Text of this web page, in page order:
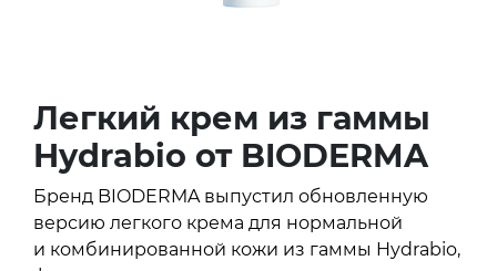
Легкий крем из гаммы
Hydrabio от BIODERMA
Бренд BIODERMA выпустил обновленную
версию легкого крема для нормальной
и комбинированной кожи из гаммы Hydrabio,